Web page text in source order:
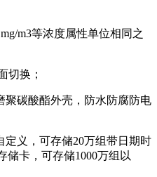
m3等浓度属性单位相同之
切换；
碳酸酯外壳，防水防腐防电
义，可存储20万组带日期时
储卡，可存储1000万组以